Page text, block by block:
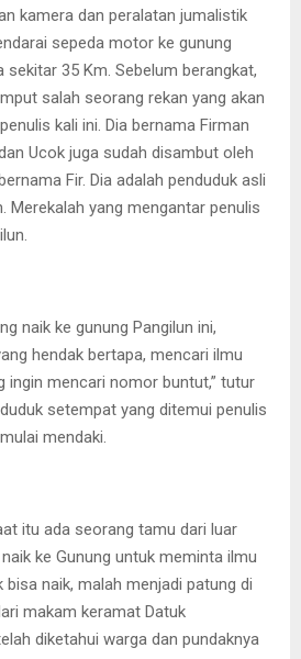
kamera dan peralatan jumalistik
sepeda motor ke gunung
sekitar 35 Km. Sebelum berangkat,
salah seorang rekan yang akan
kali ini. Dia bernama Firman
Ucok juga sudah disambut oleh
Fir. Dia adalah penduduk asli
Merekalah yang mengantar penulis
naik ke gunung Pangilun ini,
hendak bertapa, mencari ilmu
ingin mencari nomor buntut,” tutur
setempat yang ditemui penulis
mendaki.
itu ada seorang tamu dari luar
ke Gunung untuk meminta ilmu
bisa naik, malah menjadi patung di
makam keramat Datuk
diketahui warga dan pundaknya